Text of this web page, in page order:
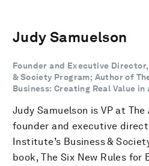
Judy Samuelson
Founder and Executive
& Society Program; Author of
Business: Creating Real Value in
Judy Samuelson is VP at
founder and executive
Institute’s Business &
book, The Six New Rules for